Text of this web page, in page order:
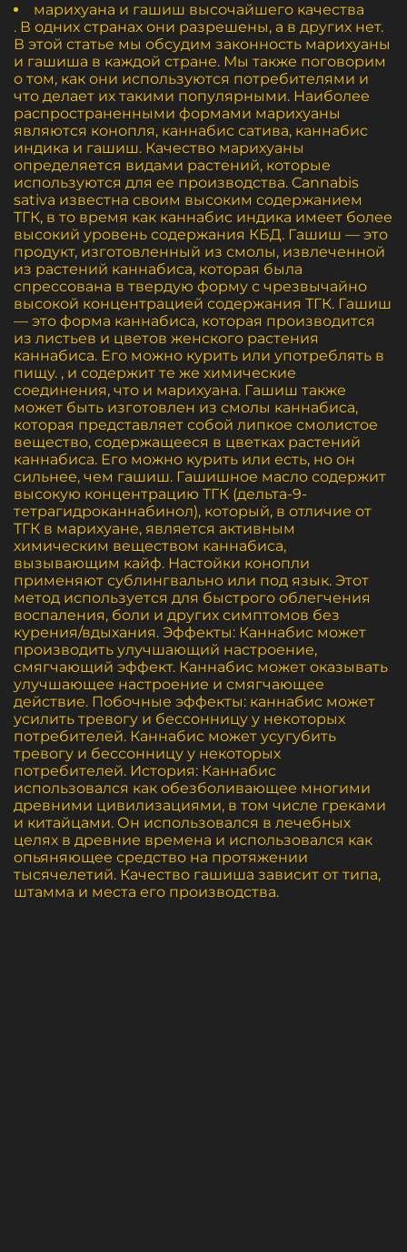
марихуана и гашиш высочайшего качества
. В одних странах они разрешены, а в других нет.
В этой статье мы обсудим законность марихуаны
и гашиша в каждой стране. Мы также поговорим
о том, как они используются потребителями и
что делает их такими популярными. Наиболее
распространенными формами марихуаны
являются конопля, каннабис сатива, каннабис
индика и гашиш. Качество марихуаны
определяется видами растений, которые
используются для ее производства. Cannabis
sativa известна своим высоким содержанием
ТГК, в то время как каннабис индика имеет более
высокий уровень содержания КБД. Гашиш — это
продукт, изготовленный из смолы, извлеченной
из растений каннабиса, которая была
спрессована в твердую форму с чрезвычайно
высокой концентрацией содержания ТГК. Гашиш
— это форма каннабиса, которая производится
из листьев и цветов женского растения
каннабиса. Его можно курить или употреблять в
пищу. , и содержит те же химические
соединения, что и марихуана. Гашиш также
может быть изготовлен из смолы каннабиса,
которая представляет собой липкое смолистое
вещество, содержащееся в цветках растений
каннабиса. Его можно курить или есть, но он
сильнее, чем гашиш. Гашишное масло содержит
высокую концентрацию ТГК (дельта-9-
тетрагидроканнабинол), который, в отличие от
ТГК в марихуане, является активным
химическим веществом каннабиса,
вызывающим кайф. Настойки конопли
применяют сублингвально или под язык. Этот
метод используется для быстрого облегчения
воспаления, боли и других симптомов без
курения/вдыхания. Эффекты: Каннабис может
производить улучшающий настроение,
смягчающий эффект. Каннабис может оказывать
улучшающее настроение и смягчающее
действие. Побочные эффекты: каннабис может
усилить тревогу и бессонницу у некоторых
потребителей. Каннабис может усугубить
тревогу и бессонницу у некоторых
потребителей. История: Каннабис
использовался как обезболивающее многими
древними цивилизациями, в том числе греками
и китайцами. Он использовался в лечебных
целях в древние времена и использовался как
опьяняющее средство на протяжении
тысячелетий. Качество гашиша зависит от типа,
штамма и места его производства.